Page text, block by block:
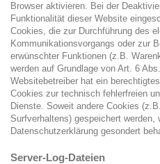
Browser aktivieren. Bei der
Funktionalität dieser Website
Cookies, die zur Durchführung des
Kommunikationsvorgangs oder zur
erwünschter Funktionen (z.B.
werden auf Grundlage von Art. 6
Websitebetreiber hat ein
Cookies zur technisch fehlerfreien
Dienste. Soweit andere Cookies
Surfverhaltens) gespeichert werden,
Datenschutzerklärung gesondert
Server-Log-Dateien